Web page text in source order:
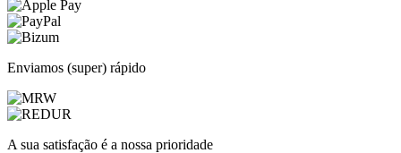
Enviamos (super) rápido
A sua satisfação é a nossa prioridade